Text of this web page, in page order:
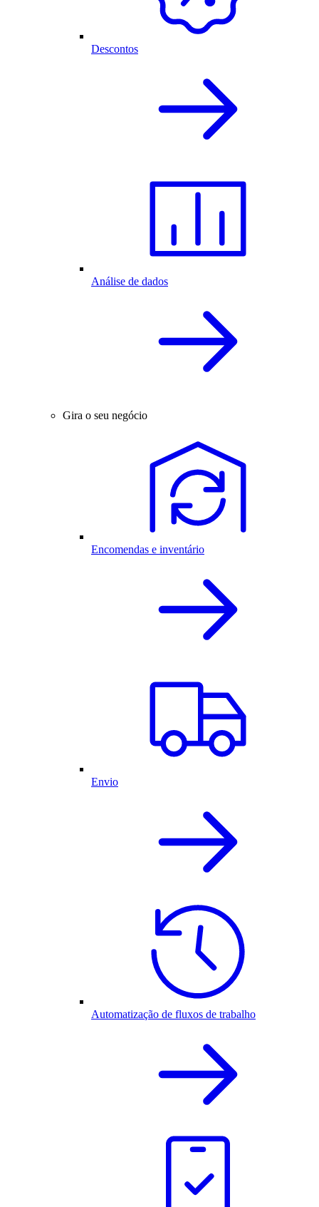
Descontos
Análise de dados
Gira o seu negócio
Encomendas e inventário
Envio
Automatização de fluxos de trabalho